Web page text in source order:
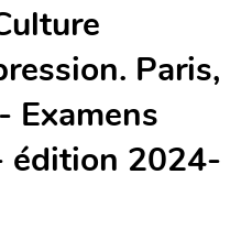
Paris,
Examens
édition 2024-